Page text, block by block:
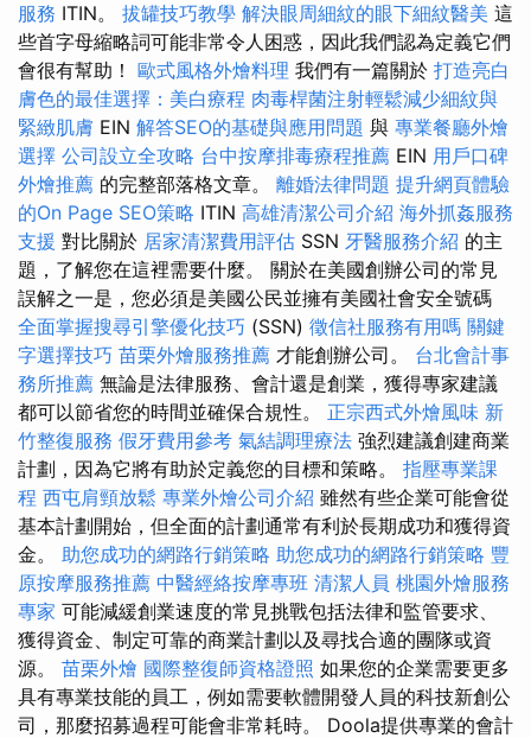
服務 ITIN。 拔罐技巧教學 解決眼周細紋的眼下細紋醫美 這
些首字母縮略詞可能非常令人困惑，因此我們認為定義它們
會很有幫助！ 歐式風格外燴料理 我們有一篇關於 打造亮白
膚色的最佳選擇：美白療程 肉毒桿菌注射輕鬆減少細紋與
緊緻肌膚 EIN 解答SEO的基礎與應用問題 與 專業餐廳外燴
選擇 公司設立全攻略 台中按摩排毒療程推薦 EIN 用戶口碑
外燴推薦 的完整部落格文章。 離婚法律問題 提升網頁體驗
的On Page SEO策略 ITIN 高雄清潔公司介紹 海外抓姦服務
支援 對比關於 居家清潔費用評估 SSN 牙醫服務介紹 的主
題，了解您在這裡需要什麼。 關於在美國創辦公司的常見
誤解之一是，您必須是美國公民並擁有美國社會安全號碼
全面掌握搜尋引擎優化技巧 (SSN) 徵信社服務有用嗎 關鍵
字選擇技巧 苗栗外燴服務推薦 才能創辦公司。 台北會計事
務所推薦 無論是法律服務、會計還是創業，獲得專家建議
都可以節省您的時間並確保合規性。 正宗西式外燴風味 新
竹整復服務 假牙費用參考 氣結調理療法 強烈建議創建商業
計劃，因為它將有助於定義您的目標和策略。 指壓專業課
程 西屯肩頸放鬆 專業外燴公司介紹 雖然有些企業可能會從
基本計劃開始，但全面的計劃通常有利於長期成功和獲得資
金。 助您成功的網路行銷策略 助您成功的網路行銷策略 豐
原按摩服務推薦 中醫經絡按摩專班 清潔人員 桃園外燴服務
專家 可能減緩創業速度的常見挑戰包括法律和監管要求、
獲得資金、制定可靠的商業計劃以及尋找合適的團隊或資
源。 苗栗外燴 國際整復師資格證照 如果您的企業需要更多
具有專業技能的員工，例如需要軟體開發人員的科技新創公
司，那麼招募過程可能會非常耗時。 Doola提供專業的會計